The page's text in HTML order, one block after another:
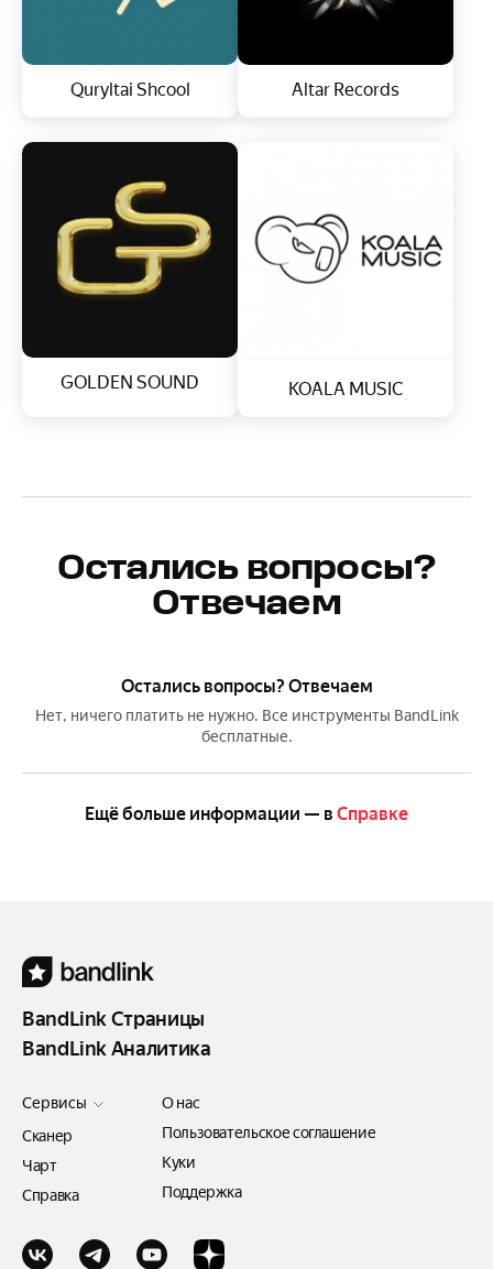
Quryltai Shcool Altar Records
GOLDEN SOUND KOALA MUSIC
Остались вопросы?
Отвечаем
Остались вопросы? Отвечаем
Нет, ничего платить не нужно. Все инструменты BandLink
бесплатные.
Ещё больше информации — в Справке
BandLink Страницы
BandLink Аналитика
Сервисы
Аналитика
Страницы
Сканер
Чарт
Справка
О нас
Пользовательское соглашение
Куки
Поддержка